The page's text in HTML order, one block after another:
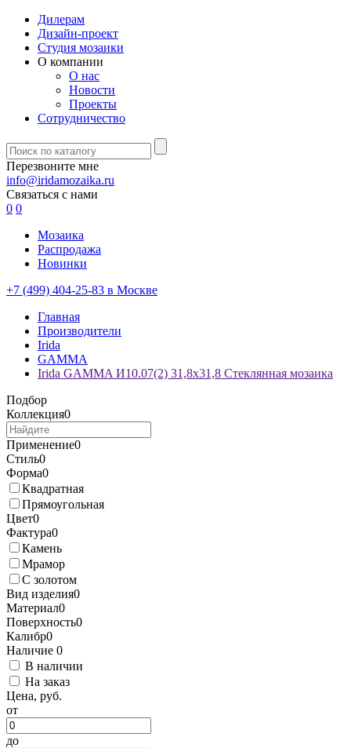
Дилерам
Дизайн-проект
Студия мозаики
О компании
О нас
Новости
Проекты
Сотрудничество
Перезвоните мне
info@iridamozaika.ru
Связаться с нами
0 0
Мозаика
Распродажа
Новинки
+7 (499) 404-25-83 в Москве
Главная
Производители
Irida
GAMMA
Irida GAMMA И10.07(2) 31,8x31,8 Стеклянная мозаика
Подбор
Коллекция0
Применение0
Стиль0
Форма0
Квадратная
Прямоугольная
Цвет0
Фактура0
Камень
Мрамор
С золотом
Вид изделия0
Материал0
Поверхность0
Калибр0
Наличие 0
В наличии
На заказ
Цена, руб.
от
до